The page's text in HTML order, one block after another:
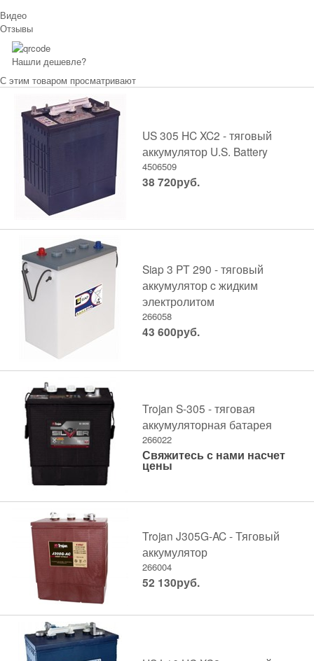
Видео
Отзывы
Нашли дешевле?
С этим товаром просматривают
US 305 HC XC2 - тяговый
аккумулятор U.S. Battery
4506509
38 720руб.
Siap 3 PT 290 - тяговый
аккумулятор c жидким
электролитом
266058
43 600руб.
Trojan S-305 - тяговая
аккумуляторная батарея
266022
Свяжитесь с нами насчет
цены
Trojan J305G-AC - Тяговый
аккумулятор
266004
52 130руб.